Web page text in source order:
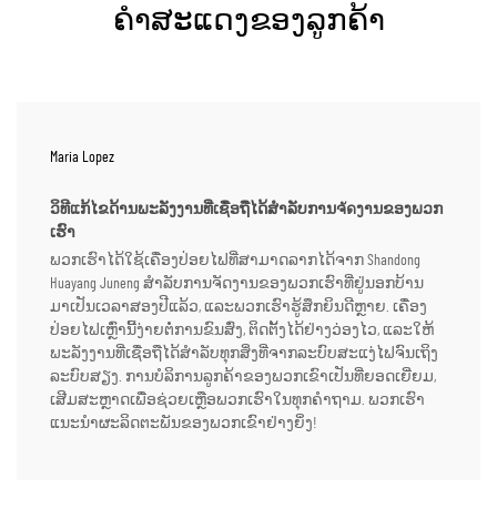
ຄຳສະແດງຂອງລູກຄ້າ
Maria Lopez
ວິທີແກ້ໄຂດ້ານພະລັງງານທີ່ເຊື່ອຖືໄດ້ສຳລັບການຈัดງານຂອງພວກ
ເຮົາ
ພວກເຮົາໄດ້ໃຊ້ເຄື່ອງປ່ອຍໄຟທີ່ສາມາດລາກໄດ້ຈາກ Shandong
Huayang Juneng ສຳລັບການຈັດງານຂອງພວກເຮົາທີ່ຢູ່ນອກບ້ານ
ມາເປັນເວລາສອງປີແລ້ວ, ແລະພວກເຮົາຮູ້ສຶກຍິນດີຫຼາຍ. ເຄື່ອງ
ປ່ອຍໄຟເຫຼົ່ານີ້ງ່າຍຕໍ່ການຂົນສົ່ງ, ຕິດຕັ້ງໄດ້ຢ່າງວ່ອງໄວ, ແລະໃຫ້
ພະລັງງານທີ່ເຊື່ອຖືໄດ້ສຳລັບທຸກສິ່ງທີ່ຈາກລະບົບສະແງ່ໄຟຈົນເຖິງ
ລະບົບສຽງ. ການບໍລິການລູກຄ້າຂອງພວກເຂົາເປັນທີ່ຍອດເຍີ່ຍມ,
ເສີມສະຫຼາດເພື່ອຊ່ວຍເຫຼືອພວກເຮົາໃນທຸກຄຳຖາມ. ພວກເຮົາ
ແນະນຳຜະລິດຕະພັນຂອງພວກເຂົາຢ່າງຍິ່ງ!